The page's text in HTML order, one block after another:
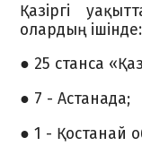
Қазіргі
олардың ішінде:
● 25 станса
● 7 - Астанада;
● 1 - Қостанай